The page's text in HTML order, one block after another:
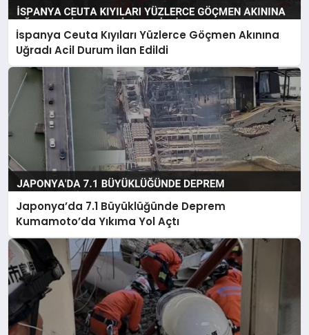
İspanya Ceuta Kıyıları Yüzlerce Göçmen Akınına
Uğradı Acil Durum İlan Edildi
Japonya’da 7.1 Büyüklüğünde Deprem
Kumamoto’da Yıkıma Yol Açtı